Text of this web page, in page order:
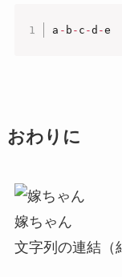
a - b - c -d -e
おわりに
嫁ちゃん
文字列の連結（